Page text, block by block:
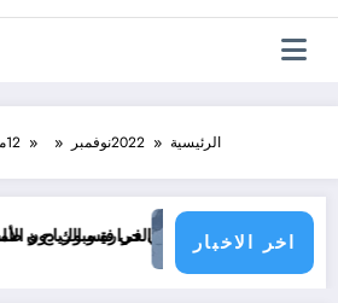
الرئيسية 2022نوفمبر 12
اخر الاخبارالحرارة و الرياح و الأمطار و الوضعية الجوية وحالة البحر في